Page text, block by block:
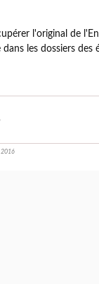
l'original de
les dossiers des
2016